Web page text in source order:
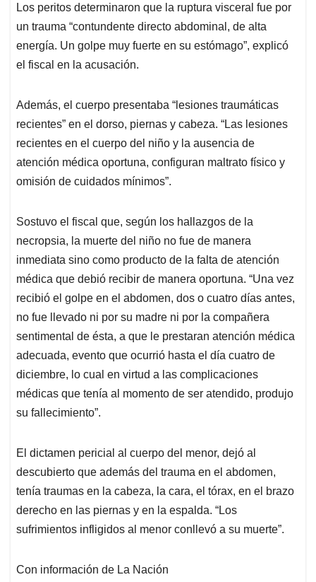
Los peritos determinaron que la ruptura visceral fue por
un trauma “contundente directo abdominal, de alta
energía. Un golpe muy fuerte en su estómago”, explicó
el fiscal en la acusación.
Además, el cuerpo presentaba “lesiones traumáticas
recientes” en el dorso, piernas y cabeza. “Las lesiones
recientes en el cuerpo del niño y la ausencia de
atención médica oportuna, configuran maltrato físico y
omisión de cuidados mínimos”.
Sostuvo el fiscal que, según los hallazgos de la
necropsia, la muerte del niño no fue de manera
inmediata sino como producto de la falta de atención
médica que debió recibir de manera oportuna. “Una vez
recibió el golpe en el abdomen, dos o cuatro días antes,
no fue llevado ni por su madre ni por la compañera
sentimental de ésta, a que le prestaran atención médica
adecuada, evento que ocurrió hasta el día cuatro de
diciembre, lo cual en virtud a las complicaciones
médicas que tenía al momento de ser atendido, produjo
su fallecimiento”.
El dictamen pericial al cuerpo del menor, dejó al
descubierto que además del trauma en el abdomen,
tenía traumas en la cabeza, la cara, el tórax, en el brazo
derecho en las piernas y en la espalda. “Los
sufrimientos infligidos al menor conllevó a su muerte”.
Con información de La Nación